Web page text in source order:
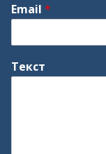
Email *
Текст